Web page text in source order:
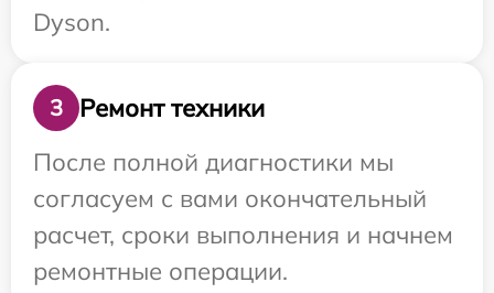
Dyson.
3
Ремонт техники
После полной диагностики мы
согласуем с вами окончательный
расчет, сроки выполнения и начнем
ремонтные операции.